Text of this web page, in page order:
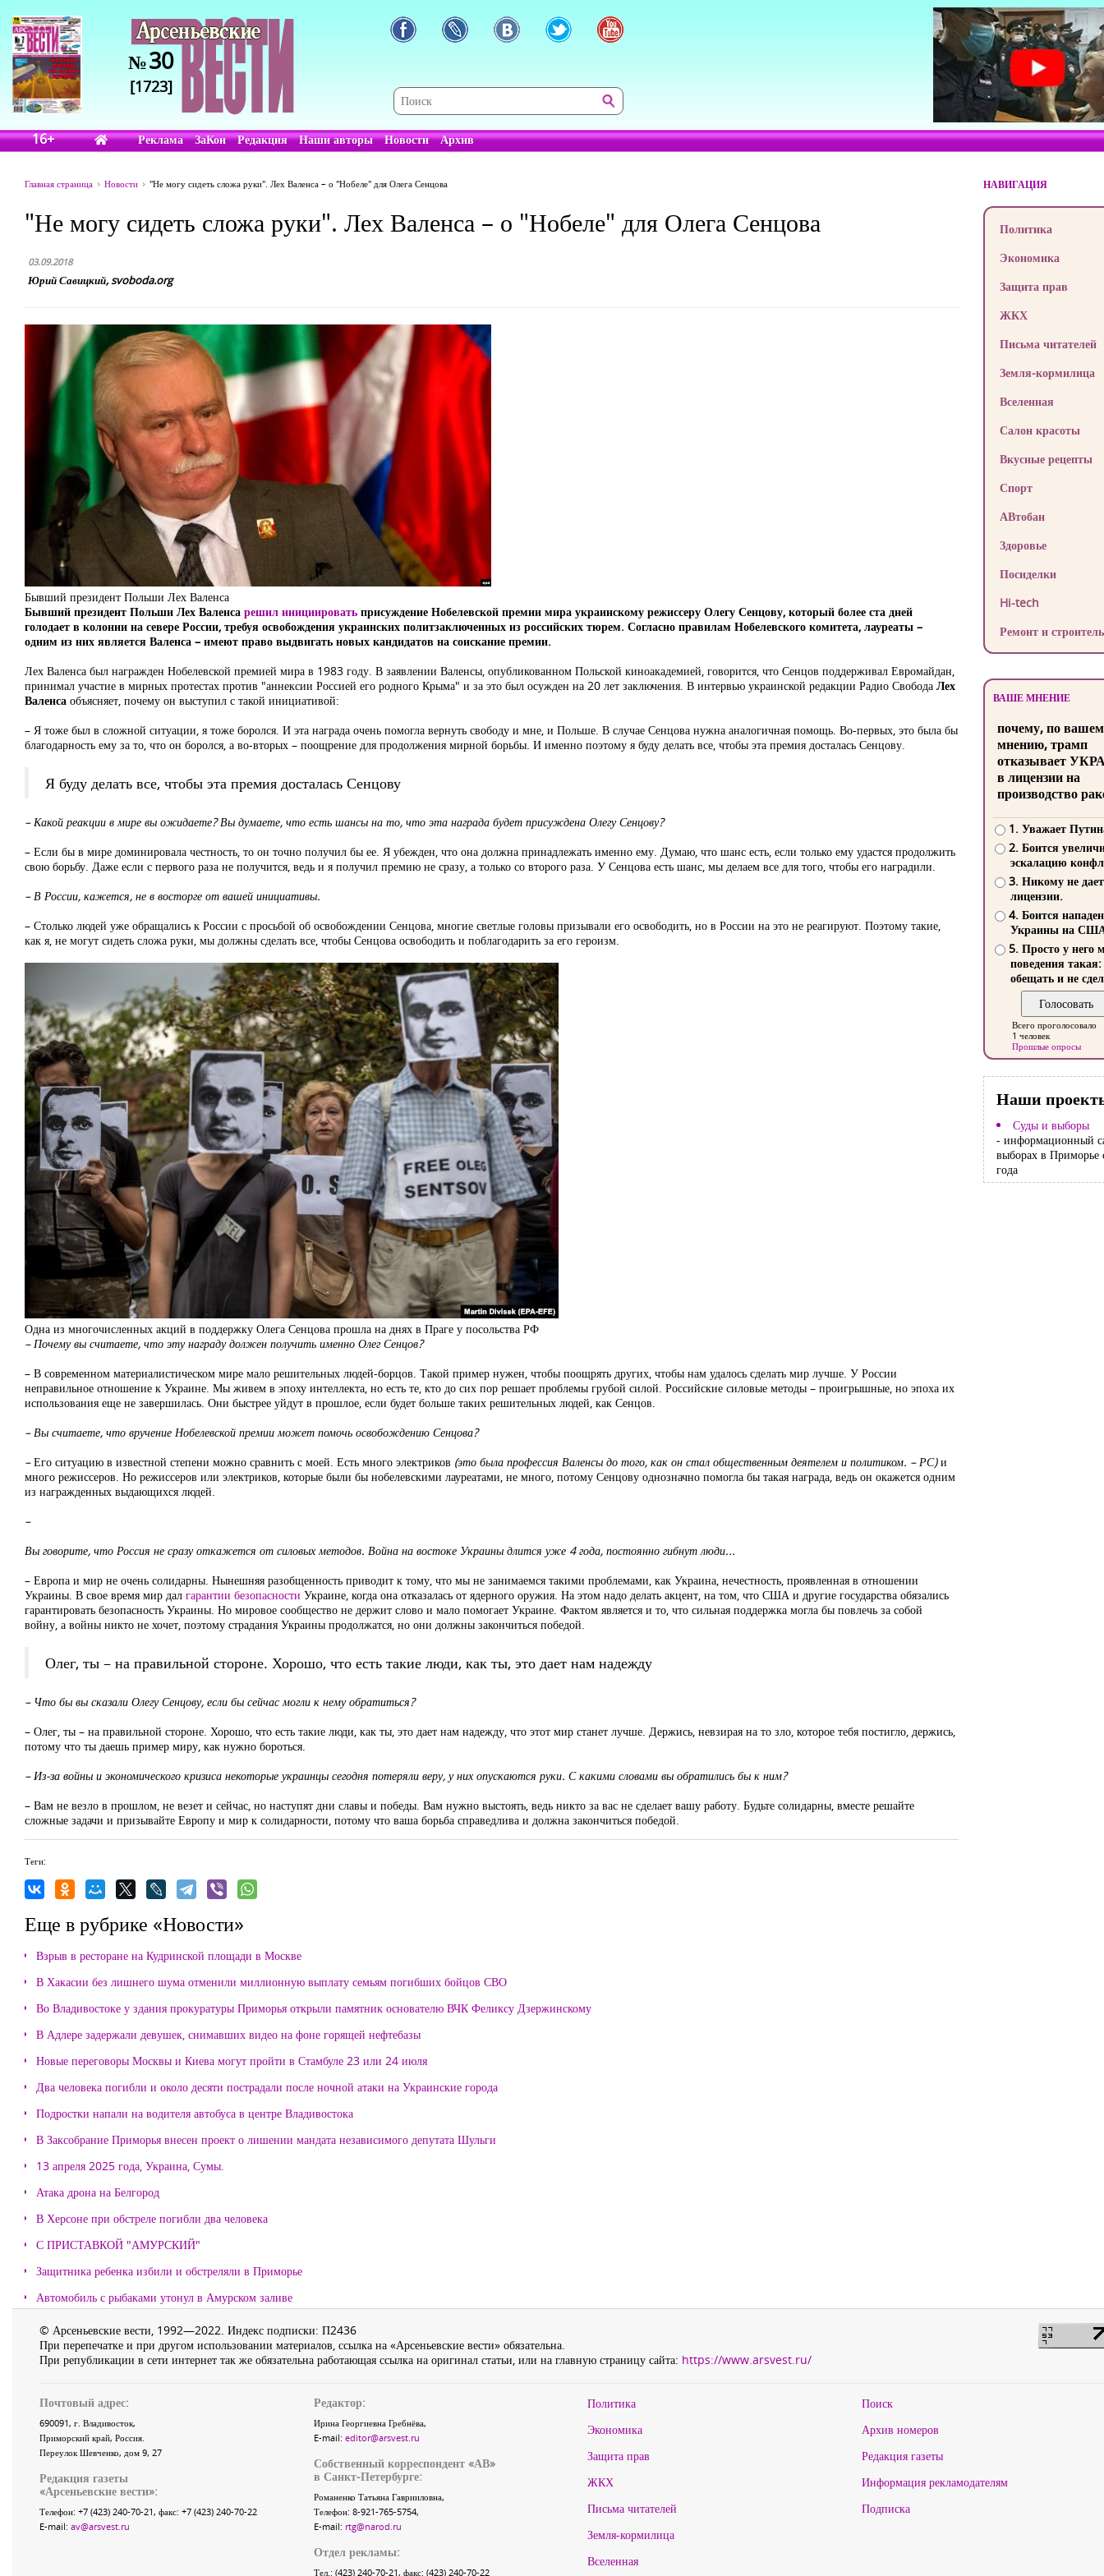
№30
[1723]
16+ Реклама ЗаКон Редакция Наши авторы Новости Архив
Главная страница Новости "Не могу сидеть сложа руки". Лех Валенса – о "Нобеле" для Олега Сенцова
"Не могу сидеть сложа руки". Лех Валенса – о "Нобеле" для Олега Сенцова
03.09.2018
Юрий Савицкий, svoboda.org
Бывший президент Польши Лех Валенса
Бывший президент Польши Лех Валенса решил инициировать присуждение Нобелевской премии мира украинскому режиссеру Олегу Сенцову, который более ста дней
голодает в колонии на севере России, требуя освобождения украинских политзаключенных из российских тюрем. Согласно правилам Нобелевского комитета, лауреаты –
одним из них является Валенса – имеют право выдвигать новых кандидатов на соискание премии.
Лех Валенса был награжден Нобелевской премией мира в 1983 году. В заявлении Валенсы, опубликованном Польской киноакадемией, говорится, что Сенцов поддерживал Евромайдан,
принимал участие в мирных протестах против "аннексии Россией его родного Крыма" и за это был осужден на 20 лет заключения. В интервью украинской редакции Радио Свобода Лех
Валенса объясняет, почему он выступил с такой инициативой:
– Я тоже был в сложной ситуации, я тоже боролся. И эта награда очень помогла вернуть свободу и мне, и Польше. В случае Сенцова нужна аналогичная помощь. Во-первых, это была бы
благодарность ему за то, что он боролся, а во-вторых – поощрение для продолжения мирной борьбы. И именно поэтому я буду делать все, чтобы эта премия досталась Сенцову.
Я буду делать все, чтобы эта премия досталась Сенцову
– Какой реакции в мире вы ожидаете?Вы думаете, что есть шансы на то, что эта награда будет присуждена Олегу Сенцову?
– Если бы в мире доминировала честность, то он точно получил бы ее. Я убежден, что она должна принадлежать именно ему. Думаю, что шанс есть, если только ему удастся продолжить
свою борьбу. Даже если с первого раза не получится, ведь и я получил премию не сразу, а только со второго раза. У Сенцова есть шанс, мы делаем все для того, чтобы его наградили.
– В России, кажется, не в восторге от вашей инициативы.
– Столько людей уже обращались к России с просьбой об освобождении Сенцова, многие светлые головы призывали его освободить, но в России на это не реагируют. Поэтому такие,
как я, не могут сидеть сложа руки, мы должны сделать все, чтобы Сенцова освободить и поблагодарить за его героизм.
Одна из многочисленных акций в поддержку Олега Сенцова прошла на днях в Праге у посольства РФ
–Почему вы считаете, что эту награду должен получить именно Олег Сенцов?
– В современном материалистическом мире мало решительных людей-борцов. Такой пример нужен, чтобы поощрять других, чтобы нам удалось сделать мир лучше. У России
неправильное отношение к Украине. Мы живем в эпоху интеллекта, но есть те, кто до сих пор решает проблемы грубой силой. Российские силовые методы – проигрышные, но эпоха их
использования еще не завершилась. Они быстрее уйдут в прошлое, если будет больше таких решительных людей, как Сенцов.
–Вы считаете, что вручение Нобелевской премии может помочь освобождению Сенцова?
–Его ситуацию в известной степени можно сравнить с моей. Есть много электриков (это была профессия Валенсы до того, как он стал общественным деятелем и политиком. – РС)и
много режиссеров. Но режиссеров или электриков, которые были бы нобелевскими лауреатами, не много, потому Сенцову однозначно помогла бы такая награда, ведь он окажется одним
из награжденных выдающихся людей.
–
Вы говорите, что Россия не сразу откажется от силовых методов. Война на востоке Украины длится уже 4 года, постоянно гибнут люди...
– Европа и мир не очень солидарны. Нынешняя разобщенность приводит к тому, что мы не занимаемся такими проблемами, как Украина, нечестность, проявленная в отношении
Украины. В свое время мир дал гарантии безопасности Украине, когда она отказалась от ядерного оружия. На этом надо делать акцент, на том, что США и другие государства обязались
гарантировать безопасность Украины. Но мировое сообщество не держит слово и мало помогает Украине. Фактом является и то, что сильная поддержка могла бы повлечь за собой
войну, а войны никто не хочет, поэтому страдания Украины продолжатся, но они должны закончиться победой.
Олег, ты – на правильной стороне. Хорошо, что есть такие люди, как ты, это дает нам надежду
– Что бы вы сказали Олегу Сенцову, если бы сейчас могли к нему обратиться?
– Олег, ты – на правильной стороне. Хорошо, что есть такие люди, как ты, это дает нам надежду, что этот мир станет лучше. Держись, невзирая на то зло, которое тебя постигло, держись,
потому что ты даешь пример миру, как нужно бороться.
–Из-за войны и экономического кризиса некоторые украинцы сегодня потеряли веру, у них опускаются руки. С какими словами вы обратились бы к ним?
– Вам не везло в прошлом, не везет и сейчас, но наступят дни славы и победы. Вам нужно выстоять, ведь никто за вас не сделает вашу работу. Будьте солидарны, вместе решайте
сложные задачи и призывайте Европу и мир к солидарности, потому что ваша борьба справедлива и должна закончиться победой.
Теги:
Еще в рубрике «Новости»
Взрыв в ресторане на Кудринской площади в Москве
В Хакасии без лишнего шума отменили миллионную выплату семьям погибших бойцов СВО
Во Владивостоке у здания прокуратуры Приморья открыли памятник основателю ВЧК Феликсу Дзержинскому
В Адлере задержали девушек, снимавших видео на фоне горящей нефтебазы
Новые переговоры Москвы и Киева могут пройти в Стамбуле 23 или 24 июля
Два человека погибли и около десяти пострадали после ночной атаки на Украинские города
Подростки напали на водителя автобуса в центре Владивостока
В Заксобрание Приморья внесен проект о лишении мандата независимого депутата Шульги
13 апреля 2025 года, Украина, Сумы.
Атака дрона на Белгород
В Херсоне при обстреле погибли два человека
С ПРИСТАВКОЙ "АМУРСКИЙ"
Защитника ребенка избили и обстреляли в Приморье
Автомобиль с рыбаками утонул в Амурском заливе
НАВИГАЦИЯ
Политика
Экономика
Защита прав
ЖКХ
Письма читателей
Земля-кормилица
Вселенная
Салон красоты
Вкусные рецепты
Спорт
АВтобан
Здоровье
Посиделки
Hi-tech
Ремонт и
ВАШЕ МНЕНИЕ
почему, по
мнению, трамп
отказывает
в лицензии на
производство
1. Уважает
2. Боится
эскалацию
3. Никому не
лицензии.
4. Боится
Украины на
5. Просто у него
поведения такая:
обещать и не
Всего проголосовало
1 человек
Прошлые опросы
Наши
Суды и выборы
- информационный
выборах в Приморье
года
© Арсеньевские вести, 1992—2022. Индекс подписки: П2436
При перепечатке и при другом использовании материалов, ссылка на «Арсеньевские вести» обязательна.
При републикации в сети интернет так же обязательна работающая ссылка на оригинал статьи, или на главную страницу сайта: https://www.arsvest.ru/
Почтовый адрес:
690091, г. Владивосток,
Приморский край, Россия.
Переулок Шевченко, дом 9, 27
Редакция газеты
«Арсеньевские вести»:
Телефон: +7 (423) 240-70-21, факс: +7 (423) 240-70-22
E-mail: av@arsvest.ru
Редактор:
Ирина Георгиевна Гребнёва,
E-mail: editor@arsvest.ru
Собственный корреспондент «АВ»
в Санкт-Петербурге:
Романенко Татьяна Гаврииловна,
Телефон: 8-921-765-5754,
E-mail: rtg@narod.ru
Отдел рекламы:
Тел.: (423) 240-70-21, факс: (423) 240-70-22
Политика
Экономика
Защита прав
ЖКХ
Письма читателей
Земля-кормилица
Вселенная
Поиск
Архив номеров
Редакция газеты
Информация рекламодателям
Подписка